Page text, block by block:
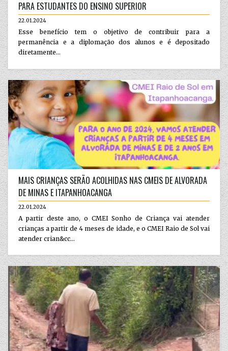
PARA ESTUDANTES DO ENSINO SUPERIOR
22.01.2024
Esse benefício tem o objetivo de contribuir para a
permanência e a diplomação dos alunos e é depositado
diretamente...
MAIS CRIANÇAS SERÃO ACOLHIDAS NAS CMEIS DE ALVORADA
DE MINAS E ITAPANHOACANGA
22.01.2024
A partir deste ano, o CMEI Sonho de Criança vai atender
crianças a partir de 4 meses de idade, e o CMEI Raio de Sol vai
atender crian&cc...